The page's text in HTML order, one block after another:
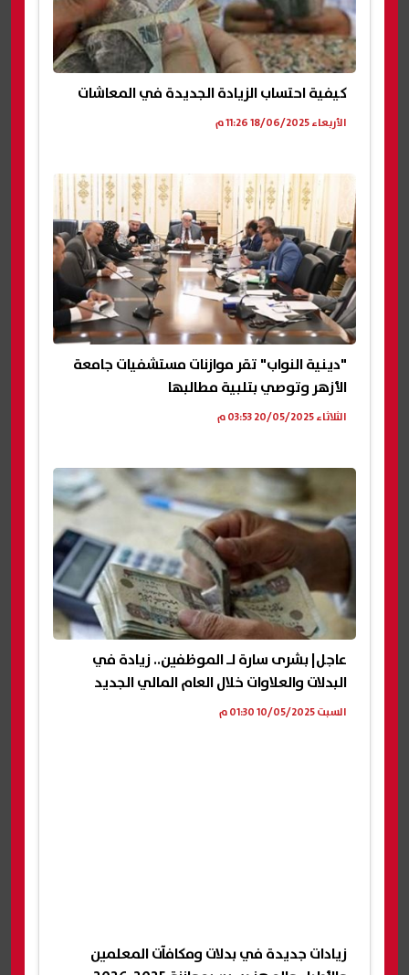
كيفية احتساب الزيادة الجديدة في المعاشات
الأربعاء 18/06/2025 11:26 م
"دينية النواب" تقر موازنات مستشفيات جامعة
الأزهر وتوصي بتلبية مطالبها
الثلاثاء 20/05/2025 03:53 م
عاجل| بشرى سارة لـ الموظفين.. زيادة في
البدلات والعلاوات خلال العام المالي الجديد
السبت 10/05/2025 01:30 م
زيادات جديدة في بدلات ومكافآت المعلمين